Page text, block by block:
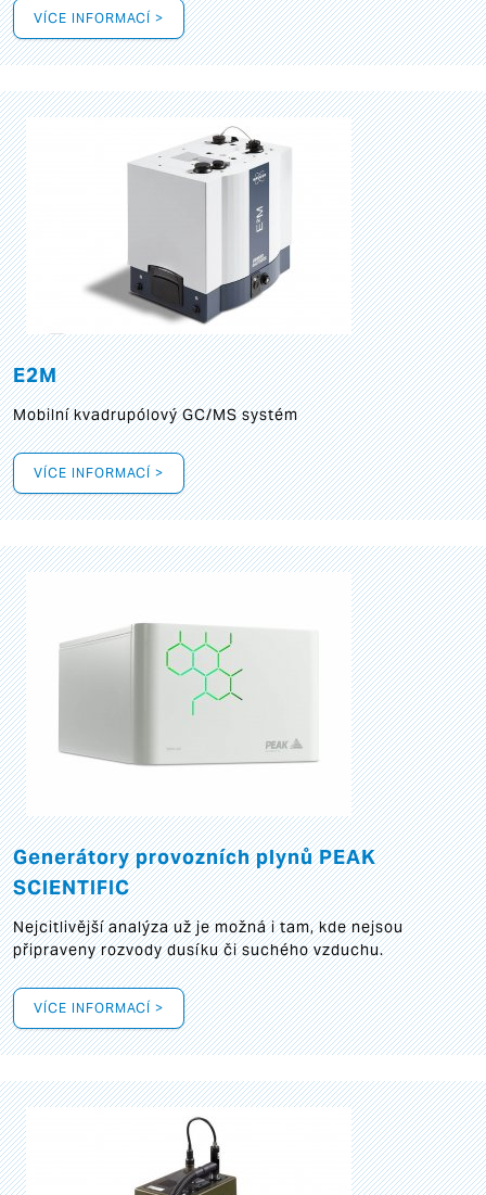
VÍCE INFORMACÍ >
E2M
Mobilní kvadrupólový GC/MS systém
VÍCE INFORMACÍ >
Generátory provozních plynů PEAK
SCIENTIFIC
Nejcitlivější analýza už je možná i tam, kde nejsou
připraveny rozvody dusíku či suchého vzduchu.
VÍCE INFORMACÍ >